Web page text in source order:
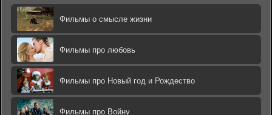
Фильмы о смысле жизни
Фильмы про любовь
Фильмы про Новый год и Рождество
Фильмы про Войну